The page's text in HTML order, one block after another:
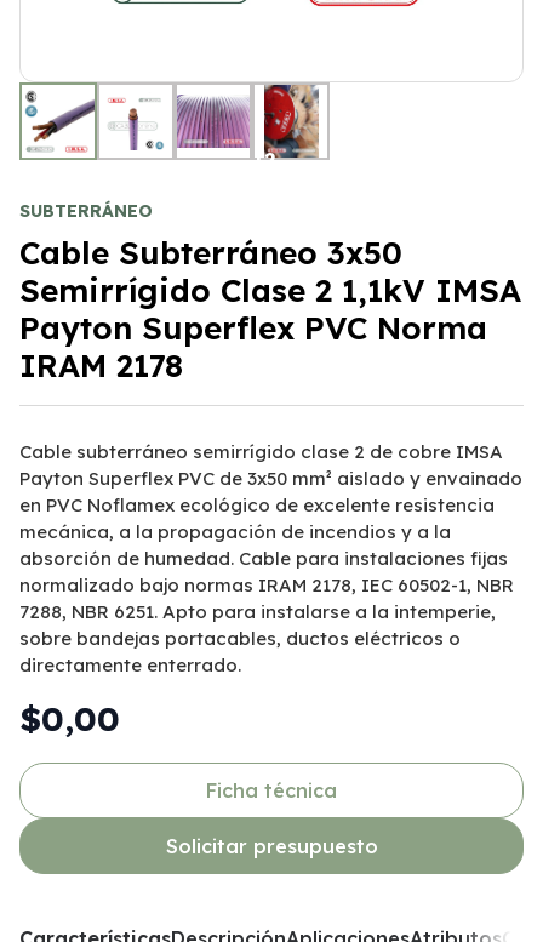
+2
SUBTERRÁNEO
Cable Subterráneo 3x50
Semirrígido Clase 2 1,1kV IMSA
Payton Superflex PVC Norma
IRAM 2178
Cable subterráneo semirrígido clase 2 de cobre IMSA
Payton Superflex PVC de 3x50 mm² aislado y envainado
en PVC Noflamex ecológico de excelente resistencia
mecánica, a la propagación de incendios y a la
absorción de humedad. Cable para instalaciones fijas
normalizado bajo normas IRAM 2178, IEC 60502-1, NBR
7288, NBR 6251. Apto para instalarse a la intemperie,
sobre bandejas portacables, ductos eléctricos o
directamente enterrado.
$0,00
Ficha técnica
Solicitar presupuesto